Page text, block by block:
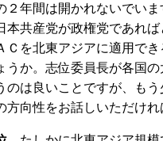
２年間は開かれないでい
本共産党が政権党であれ
Ｃを北東アジアに適用で
うか。志位委員長が各国
のは良いことですが、も
方向性をお話しいただけれ